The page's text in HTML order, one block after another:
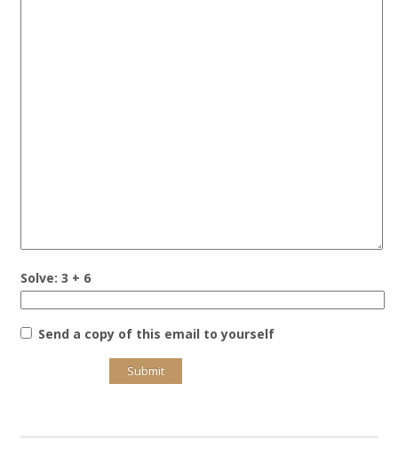
Solve: 3 + 6
Send a copy of this email to yourself